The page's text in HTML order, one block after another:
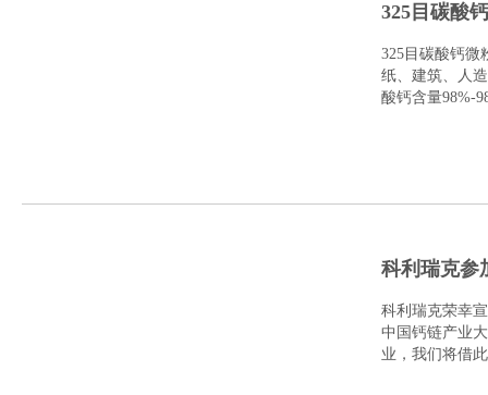
325目碳酸
325目碳酸钙微
纸、建筑、人
酸钙含量98%-
科利瑞克参
科利瑞克荣幸
中国钙链产业
业，我们将借